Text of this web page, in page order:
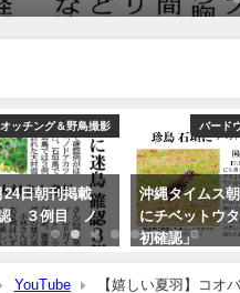
ッチング＆野鳥撮影
24日朝刊掲載
認 ３例目 ノ
バード
沖縄タイムス
にチベットウ
初確認」
YouTube 【嬉しい夏羽】コオ